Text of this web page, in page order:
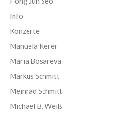
Info
Konzerte
Manuela Kerer
Maria Bosareva
Markus Schmitt
Meinrad Schmitt
Michael B. Weiß